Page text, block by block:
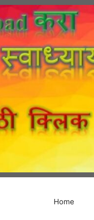
Home